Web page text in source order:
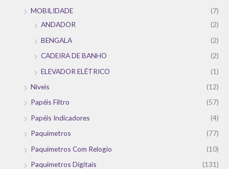
MOBILIDADE
(7)
ANDADOR
(2)
BENGALA
(2)
CADEIRA DE BANHO
(2)
ELEVADOR ELÉTRICO
(1)
Niveis
(12)
Papéis Filtro
(57)
Papéis Indicadores
(4)
Paquimetros
(77)
Paquimetros Com Relogio
(10)
Paquimetros Digitais
(131)